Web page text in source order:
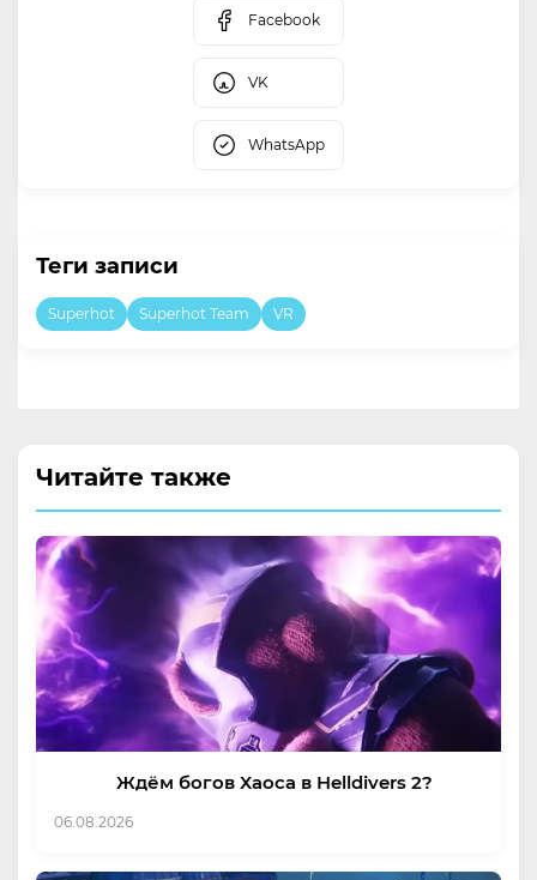
Facebook
VK
WhatsApp
Теги записи
Superhot Superhot Team VR
Читайте также
Ждём богов Хаоса в Helldivers 2?
06.08.2026